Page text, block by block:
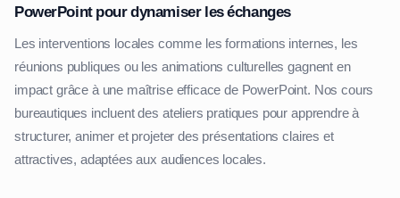
PowerPoint pour dynamiser les échanges
Les interventions locales comme les formations internes, les
réunions publiques ou les animations culturelles gagnent en
impact grâce à une maîtrise efficace de PowerPoint. Nos cours
bureautiques incluent des ateliers pratiques pour apprendre à
structurer, animer et projeter des présentations claires et
attractives, adaptées aux audiences locales.